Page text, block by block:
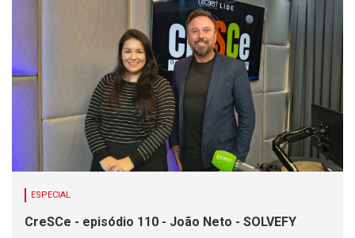
ESPECIAL
CreSCe - episódio 110 - João Neto - SOLVEFY